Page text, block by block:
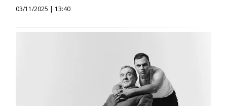
03/11/2025 | 13:40